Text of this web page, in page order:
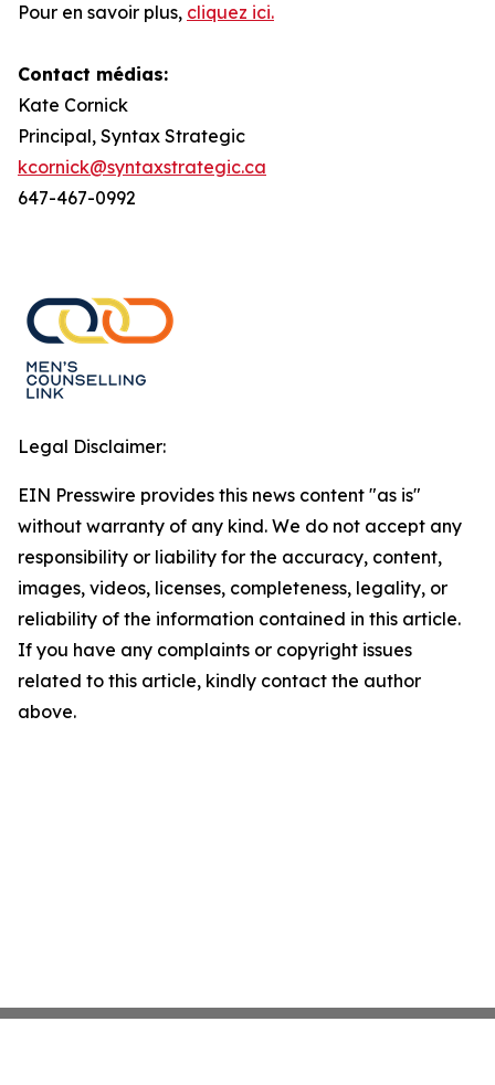
Pour en savoir plus, cliquez ici.
Contact médias:
Kate Cornick
Principal, Syntax Strategic
kcornick@syntaxstrategic.ca
647-467-0992
Legal Disclaimer:
EIN Presswire provides this news content "as is"
without warranty of any kind. We do not accept any
responsibility or liability for the accuracy, content,
images, videos, licenses, completeness, legality, or
reliability of the information contained in this article.
If you have any complaints or copyright issues
related to this article, kindly contact the author
above.